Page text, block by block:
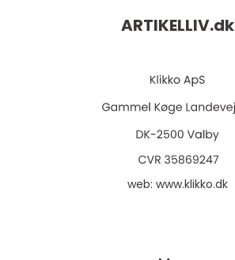
ARTIKELLIV.dk
web: www.klikko.dk